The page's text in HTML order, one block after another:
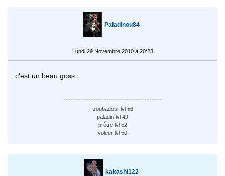
Paladinou84
Lundi 29 Novembre 2010 à 20:23
c'est un beau goss
troubadour lvl 56
paladin lvl 49
prêtre lvl 52
voleur lvl 50
kakashi122